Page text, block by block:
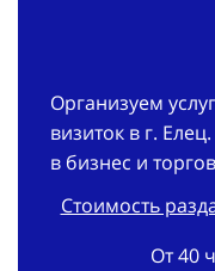
Организуем
визиток в г.
в бизнес и
Стоимость
От 40